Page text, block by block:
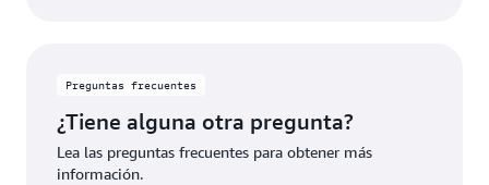
Preguntas frecuentes
¿Tiene alguna otra pregunta?
Lea las preguntas frecuentes para obtener más
información.